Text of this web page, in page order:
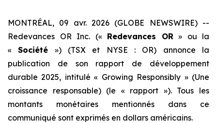
MONTRÉAL, 09 avr. 2026 (GLOBE NEWSWIRE) --
Redevances OR Inc. (« Redevances OR» ou la
«Société ») (TSX et NYSE : OR) annonce la
publication de son rapport de développement
durable 2025, intitulé « Growing Responsibly » (Une
croissance responsable) (le « rapport »). Tous les
montants monétaires mentionnés dans ce
communiqué sont exprimés en dollars américains.